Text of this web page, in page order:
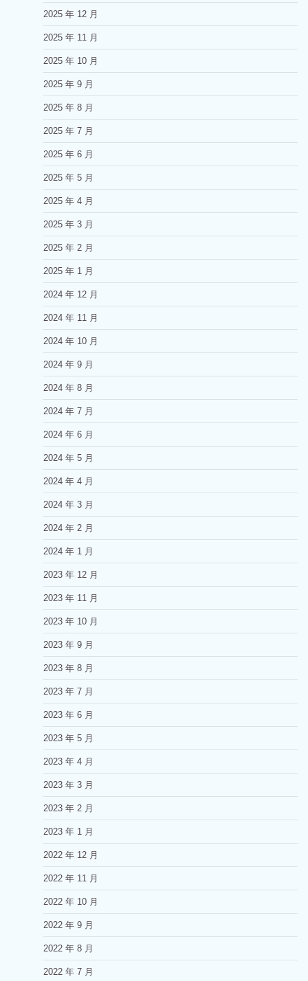
2025 年 12 月
2025 年 11 月
2025 年 10 月
2025 年 9 月
2025 年 8 月
2025 年 7 月
2025 年 6 月
2025 年 5 月
2025 年 4 月
2025 年 3 月
2025 年 2 月
2025 年 1 月
2024 年 12 月
2024 年 11 月
2024 年 10 月
2024 年 9 月
2024 年 8 月
2024 年 7 月
2024 年 6 月
2024 年 5 月
2024 年 4 月
2024 年 3 月
2024 年 2 月
2024 年 1 月
2023 年 12 月
2023 年 11 月
2023 年 10 月
2023 年 9 月
2023 年 8 月
2023 年 7 月
2023 年 6 月
2023 年 5 月
2023 年 4 月
2023 年 3 月
2023 年 2 月
2023 年 1 月
2022 年 12 月
2022 年 11 月
2022 年 10 月
2022 年 9 月
2022 年 8 月
2022 年 7 月